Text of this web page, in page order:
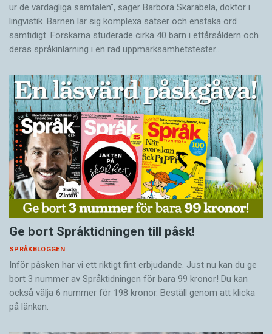
ur de vardagliga samtalen”, säger Barbora Skarabela, doktor i
lingvistik. Barnen lär sig komplexa satser och enstaka ord
samtidigt. Forskarna studerade cirka 40 barn i ettårsåldern och
deras språkinlärning i en rad uppmärksamhetstester.…
Ge bort Språktidningen till påsk!
SPRÅKBLOGGEN
Inför påsken har vi ett riktigt fint erbjudande. Just nu kan du ge
bort 3 nummer av Språktidningen för bara 99 kronor! Du kan
också välja 6 nummer för 198 kronor. Beställ genom att klicka
på länken.